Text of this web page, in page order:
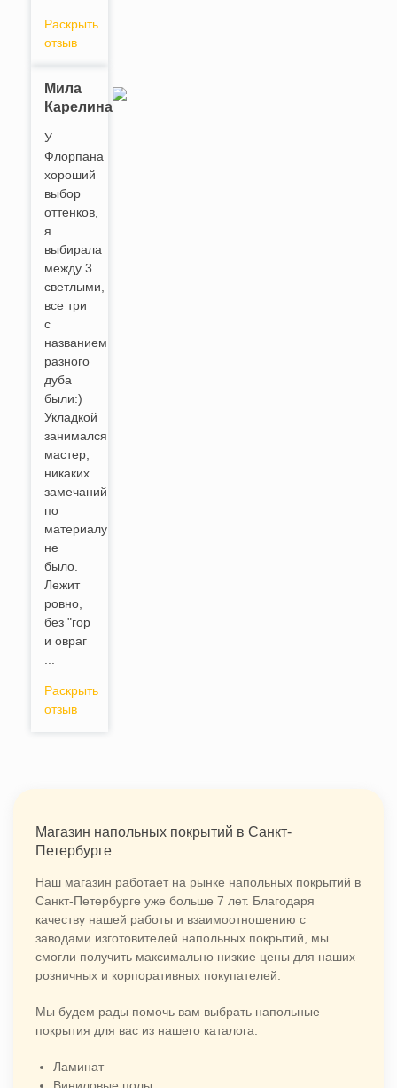
Раскрыть
отзыв
Мила
Карелина
У
Флорпана
хороший
выбор
оттенков,
я
выбирала
между 3
светлыми,
все три
с
названием
разного
дуба
были:)
Укладкой
занимался
мастер,
никаких
замечаний
по
материалу
не
было.
Лежит
ровно,
без "гор
и овраг
Раскрыть
отзыв
Магазин напольных покрытий в Санкт-
Петербурге
Наш магазин работает на рынке напольных покрытий в
Санкт-Петербурге уже больше 7 лет. Благодаря
качеству нашей работы и взаимоотношению с
заводами изготовителей напольных покрытий, мы
смогли получить максимально низкие цены для наших
розничных и корпоративных покупателей.
Мы будем рады помочь вам выбрать напольные
покрытия для вас из нашего каталога:
Ламинат